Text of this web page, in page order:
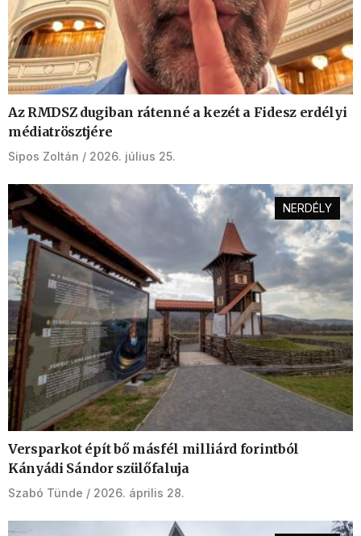
Az RMDSZ dugiban rátenné a kezét a Fidesz erdélyi
médiatrösztjére
Sipos Zoltán 2026. július 25.
NERDÉLY
Versparkot épít bő másfél milliárd forintból
Kányádi Sándor szülőfaluja
Szabó Tünde 2026. április 28.